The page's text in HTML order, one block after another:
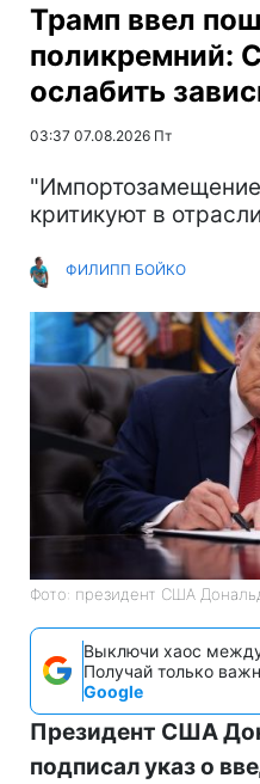
Трамп ввел
поликремний:
ослабить
03:37 07.08.2026 Пт
критикуют в отрасли
ФИЛИПП БОЙКО
Фото: президент США
Выключи хаос
Получай только
Google
Президент США
подписал указ о